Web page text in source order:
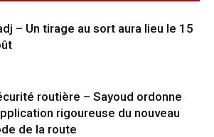
– Un tirage au sort aura lieu le 15
routière – Sayoud ordonne
rigoureuse du nouveau
de la route